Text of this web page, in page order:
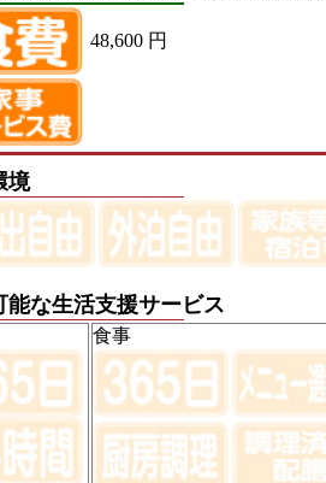
48,600 円
境
能な生活支援サービス
食事